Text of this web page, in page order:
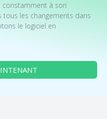
constamment à son
les changements dans
le logiciel en